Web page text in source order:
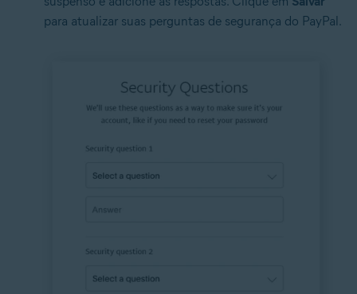
para atualizar suas perguntas de segurança do PayPal.